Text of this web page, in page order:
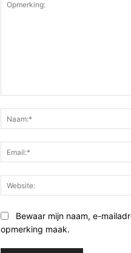
Bewaar mijn naam, e-
opmerking maak.